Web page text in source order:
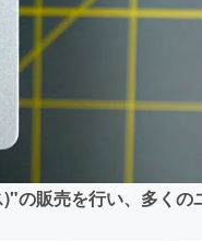
の販売を行い、多くの